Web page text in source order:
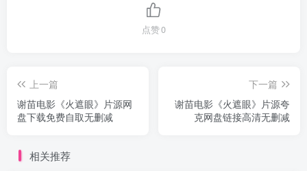
点赞0
上一篇
谢苗电影《火遮眼》片源网
盘下载免费自取无删减
下一篇
谢苗电影《火遮眼》片源夸
克网盘链接高清无删减
相关推荐